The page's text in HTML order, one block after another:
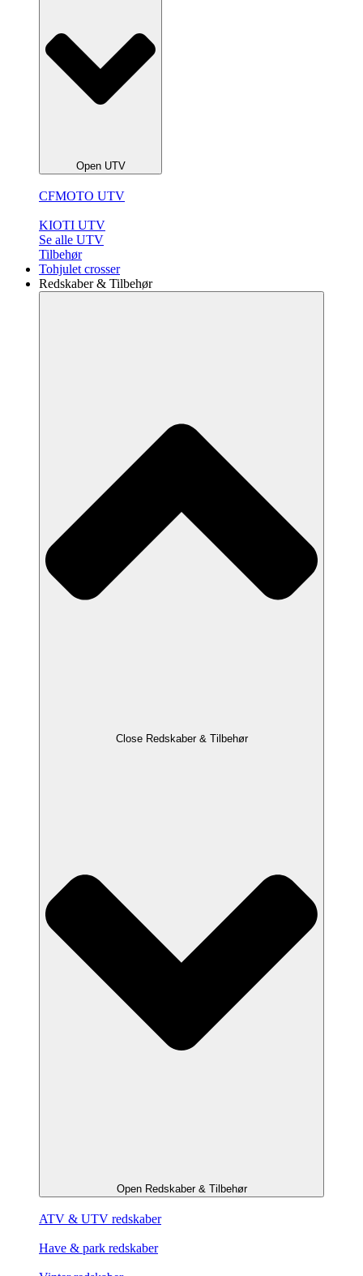
Open UTV
CFMOTO UTV
KIOTI UTV
Se alle UTV
Tilbehør
Tohjulet crosser
Redskaber & Tilbehør
Close Redskaber & Tilbehør
Open Redskaber & Tilbehør
ATV & UTV redskaber
Have & park redskaber